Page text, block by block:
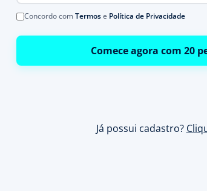
Concordo comTermose Política de Privacidade
Comece agora com 20
Já possui cadastro?